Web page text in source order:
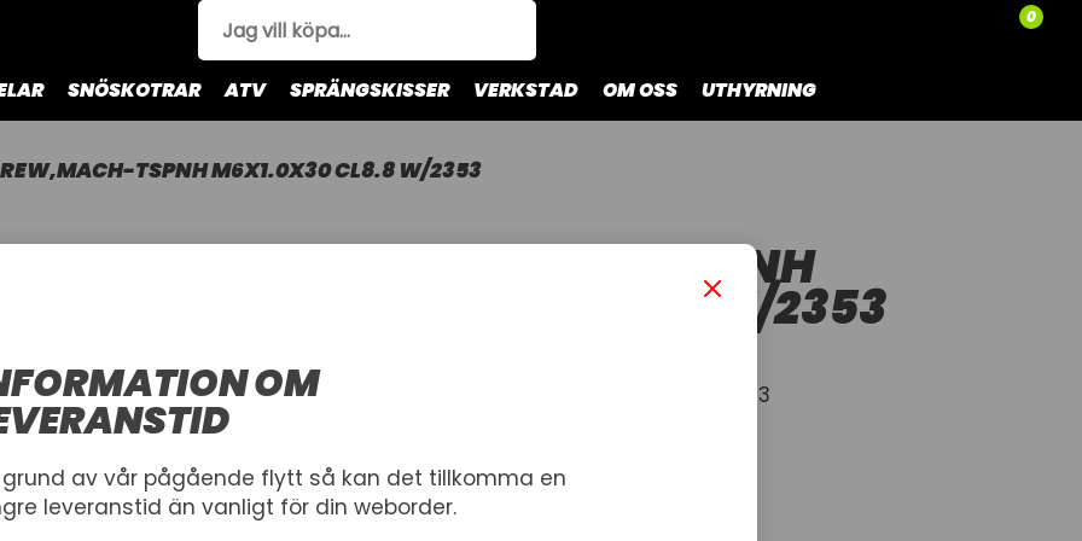
0
SNÖSKOTRAR ATV SPRÄNGSKISSER VERKSTAD OM OSS UTHYRNING
TSPNH M6X1.0X30 CL8.8 W/2353
SCREW,MACH-TSPNH
M6X1.0X30 CL8.8 W/2353
SCREW,MACH-TSPNH M6X1.0X30 CL8.8 W/2353
10012538468-631
88,00 kr
OM
grund av vår pågående flytt så kan det tillkomma en
leveranstid än vanligt för din weborder.